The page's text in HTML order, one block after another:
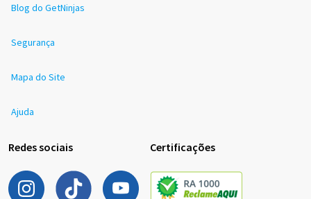
Blog do GetNinjas
Segurança
Mapa do Site
Ajuda
Redes sociais Certificações